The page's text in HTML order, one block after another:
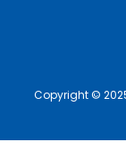
Copyright © 2025